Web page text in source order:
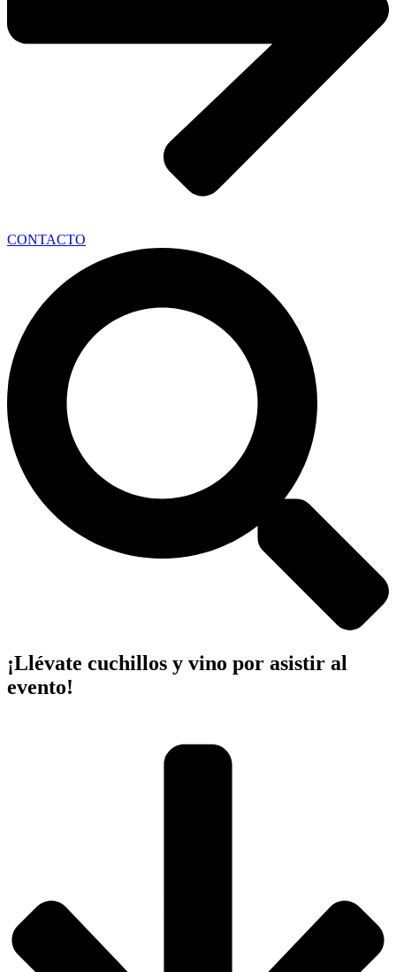
CONTACTO
¡Llévate cuchillos y vino por asistir al
evento!